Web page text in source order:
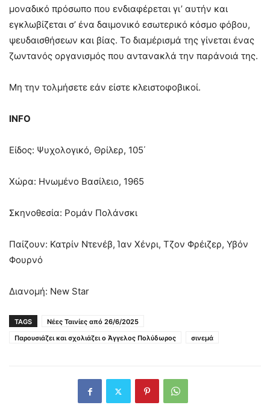
μοναδικό πρόσωπο που ενδιαφέρεται γι’ αυτήν και
εγκλωβίζεται σ’ ένα δαιμονικό εσωτερικό κόσμο φόβου,
ψευδαισθήσεων και βίας. Το διαμέρισμά της γίνεται ένας
ζωντανός οργανισμός που αντανακλά την παράνοιά της.
Μη την τολμήσετε εάν είστε κλειστοφοβικοί.
INFO
Είδος: Ψυχολογικό, Θρίλερ, 105΄
Χώρα: Ηνωμένο Βασίλειο, 1965
Σκηνοθεσία: Ρομάν Πολάνσκι
Παίζουν: Κατρίν Ντενέβ, Ίαν Χένρι, Τζον Φρέιζερ, Υβόν
Φουρνό
Διανομή: New Star
TAGS
Νέες Ταινίες από 26/6/2025
Παρουσιάζει και σχολιάζει ο Άγγελος Πολύδωρος
σινεμά